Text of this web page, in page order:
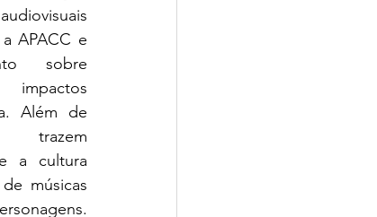
APACC e
sobre
Além de
trazem
a cultura
músicas